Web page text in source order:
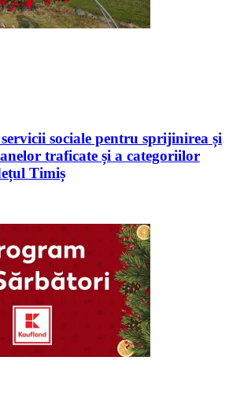
sociale pentru sprijinirea și
traficate și a categoriilor
Timiș